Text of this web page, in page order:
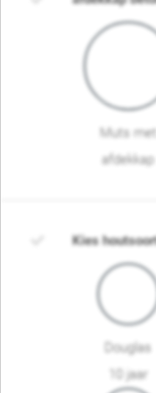
Muts met
afdekkap
Kies
Douglas
10 jaar